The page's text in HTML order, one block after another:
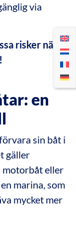
via
risker när
en
sin båt i
gäller
motorbåt eller
marina, som
mycket mer